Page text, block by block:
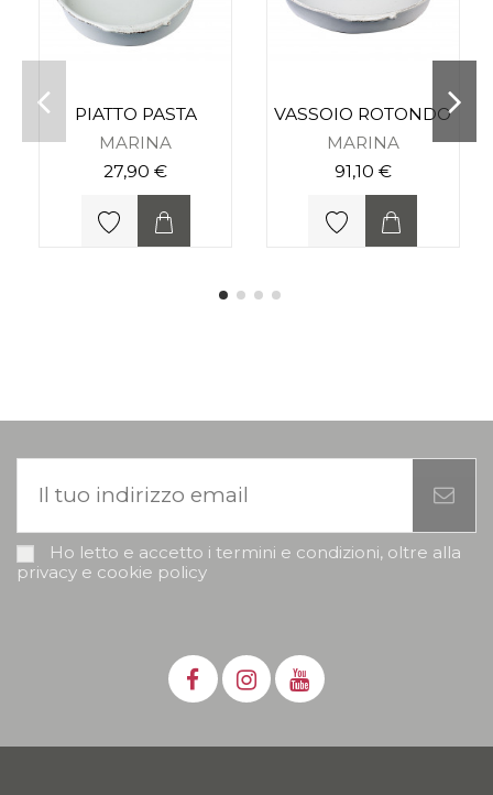
PIATTO PASTA
MARINA
27,90 €
VASSOIO ROTONDO
MARINA
91,10 €
Ho letto e accetto i termini e condizioni, oltre alla
privacy e cookie policy